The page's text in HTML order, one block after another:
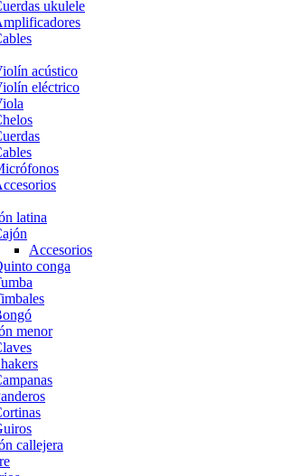
ukulele
acústico
eléctrico
latina
Accesorios
conga
menor
callejera